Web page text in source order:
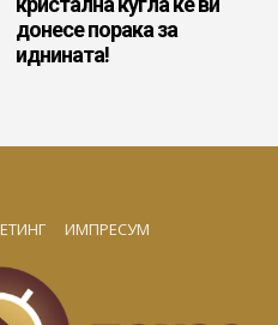
донесе порака за
иднината!
ИМПРЕСУМ